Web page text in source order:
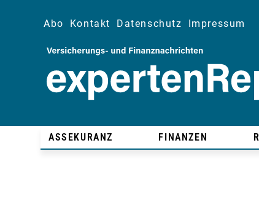
Abo Kontakt Datenschutz Impressum
ASSEKURANZ FINANZEN